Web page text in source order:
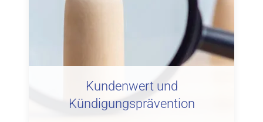
Kundenwert und
Kündigungsprävention